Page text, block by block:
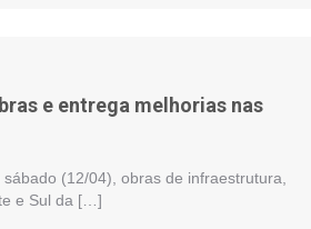
e entrega melhorias nas
(12/04), obras de infraestrutura,
e Sul da […]